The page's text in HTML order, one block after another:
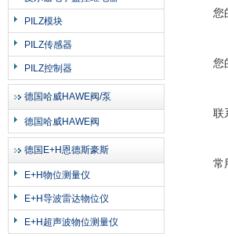
PILZ模块
PILZ传感器
PILZ控制器
德国哈威HAWE阀/泵
德国哈威HAWE阀
德国E+H恩德斯豪斯
E+H物位测量仪
E+H导波雷达物位仪
E+H超声波物位测量仪
您
您
联
常